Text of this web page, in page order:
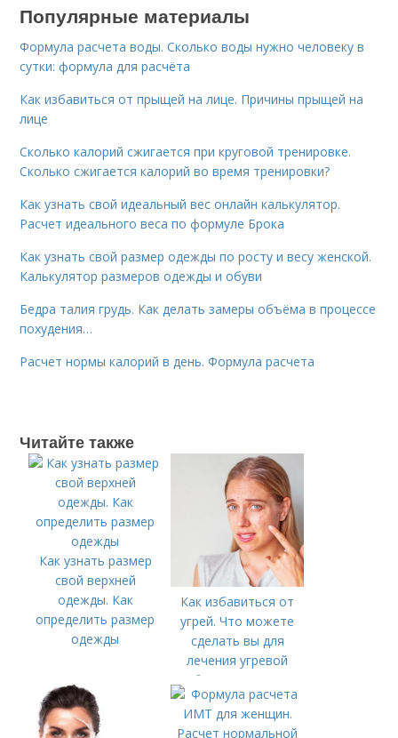
Популярные материалы
Формула расчета воды. Сколько воды нужно человеку в
сутки: формула для расчёта
Как избавиться от прыщей на лице. Причины прыщей на
лице
Сколько калорий сжигается при круговой тренировке.
Сколько сжигается калорий во время тренировки?
Как узнать свой идеальный вес онлайн калькулятор.
Расчет идеального веса по формуле Брока
Как узнать свой размер одежды по росту и весу женской.
Калькулятор размеров одежды и обуви
Бедра талия грудь. Как делать замеры объёма в процессе
похудения…
Расчет нормы калорий в день. Формула расчета
Читайте также
Как узнать размер
свой верхней
одежды. Как
определить размер
одежды
Как избавиться от
угрей. Что можете
сделать вы для
лечения угревой
болезни (акне)